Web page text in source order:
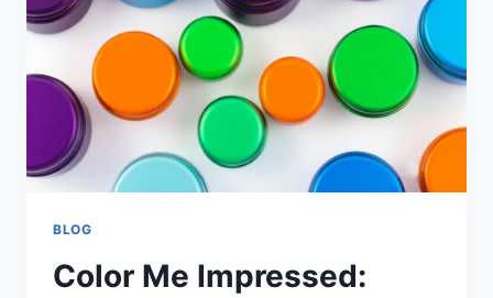
BLOG
Color Me Impressed: